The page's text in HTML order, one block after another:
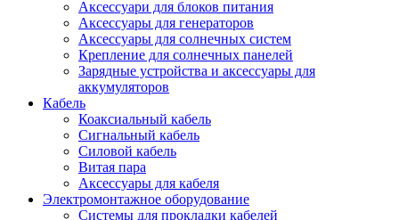
Аксессуари для блоков питания
Аксессуары для генераторов
Аксессуары для солнечных систем
Крепление для солнечных панелей
Зарядные устройства и аксессуары для
аккумуляторов
Кабель
Коаксиальный кабель
Сигнальный кабель
Силовой кабель
Витая пара
Аксессуары для кабеля
Электромонтажное оборудование
Системы для прокладки кабелей